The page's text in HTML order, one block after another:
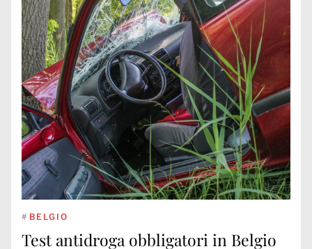
# BELGIO
Test antidroga obbligatori in Belgio